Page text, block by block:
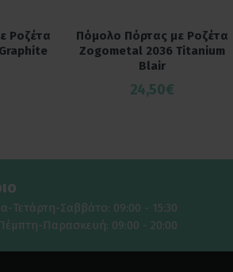
Ροζέτα
Πόμολο Πόρτας με Ροζέτα
Zogometal 2036 Titanium
Blair
24,50€
Τετάρτη-Σαββάτο: 09:00 - 15:30
Παρασκευή: 09:00 - 20:00